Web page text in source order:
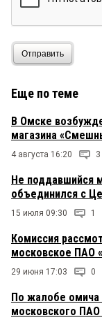
Отправить
Еще по теме
В Омске
магазина
4 августа 16:20 3
Не поддавшийся
объединился с
15 июля 09:30 1
Комиссия
московское ПАО
29 июня 17:03 0
По жалобе
московского